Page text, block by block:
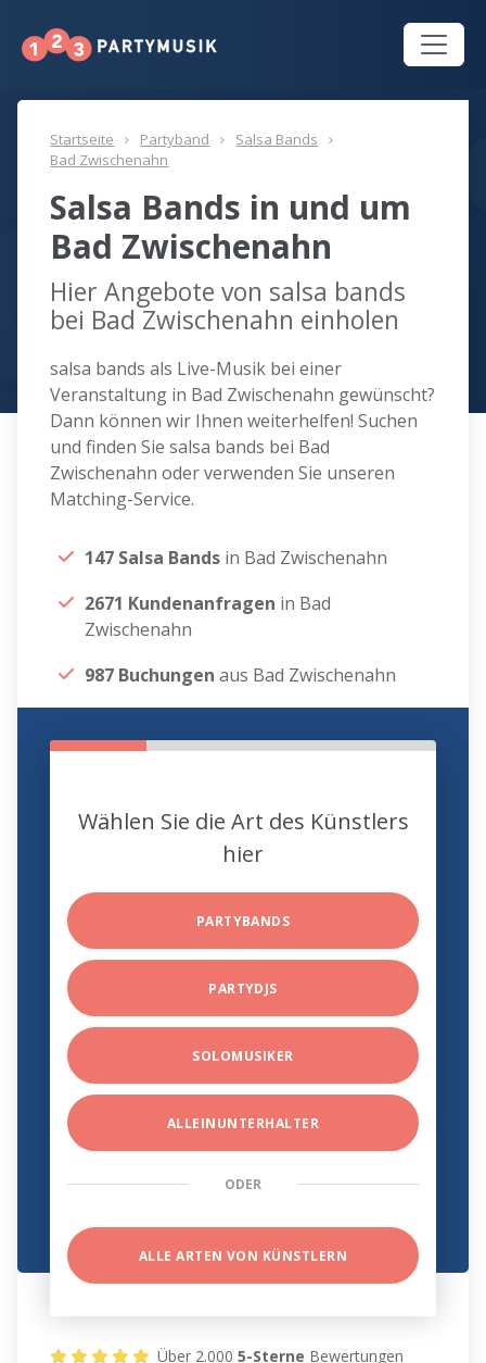
Startseite Partyband
Salsa Bands
Bad Zwischenahn
Salsa Bands in und um
Bad Zwischenahn
Hier Angebote von salsa bands
bei Bad Zwischenahn einholen
salsa bands als Live-Musik bei einer
Veranstaltung in Bad Zwischenahn gewünscht?
Dann können wir Ihnen weiterhelfen! Suchen
und finden Sie salsa bands bei Bad
Zwischenahn oder verwenden Sie unseren
Matching-Service.
147 Salsa Bands in Bad Zwischenahn
2671 Kundenanfragen in Bad
Zwischenahn
987 Buchungen aus Bad Zwischenahn
Wählen Sie die Art des Künstlers
hier
PARTYBANDS
PARTYDJS
SOLOMUSIKER
ALLEINUNTERHALTER
ODER
ALLE ARTEN VON KÜNSTLERN
Über 2.0005-Sterne Bewertungen